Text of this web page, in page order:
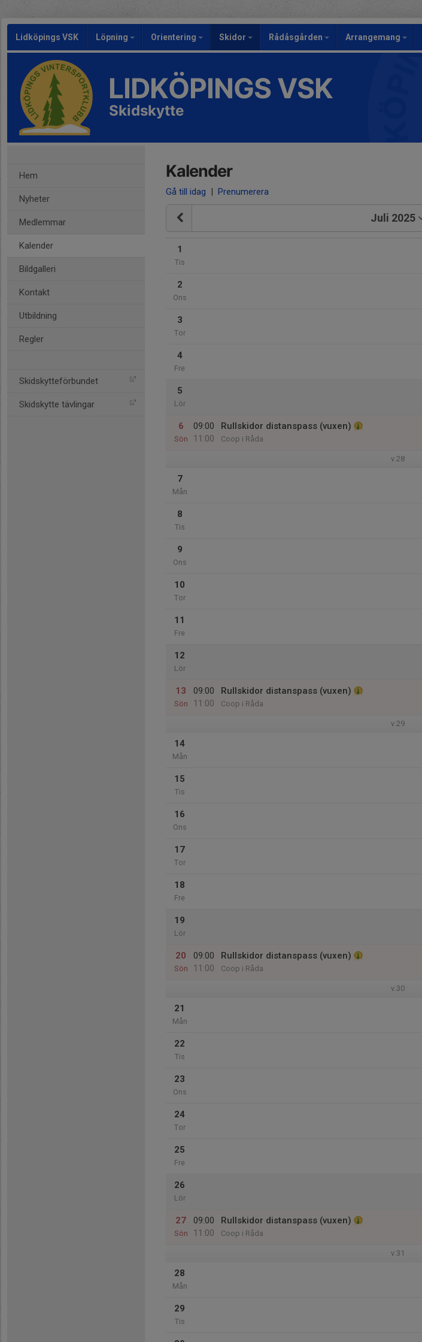
Lidköpings VSK Löpning Orientering Skidor Rådåsgården Arrangemang
LIDKÖPINGS VSK
Skidskytte
Hem
Nyheter
Medlemmar
Kalender
Bildgalleri
Kontakt
Utbildning
Regler
Skidskytteförbundet
Skidskytte tävlingar
Kalender
Gå till idag | Prenumerera
Juli 2025
1
Tis
2
Ons
3
Tor
4
Fre
5
Lör
6
Sön
09:00
11:00
Rullskidor distanspass (vuxen)
Coop i Råda
v.28
7
Mån
8
Tis
9
Ons
10
Tor
11
Fre
12
Lör
13
Sön
09:00
11:00
Rullskidor distanspass (vuxen)
Coop i Råda
v.29
14
Mån
15
Tis
16
Ons
17
Tor
18
Fre
19
Lör
20
Sön
09:00
11:00
Rullskidor distanspass (vuxen)
Coop i Råda
v.30
21
Mån
22
Tis
23
Ons
24
Tor
25
Fre
26
Lör
27
Sön
09:00
11:00
Rullskidor distanspass (vuxen)
Coop i Råda
v.31
28
Mån
29
Tis